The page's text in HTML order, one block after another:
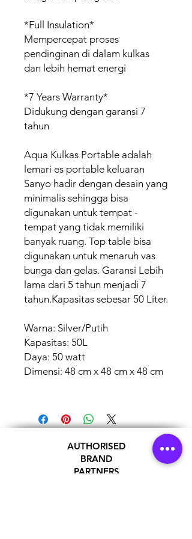
*Full Insulation*
Mempercepat proses
pendinginan di dalam kulkas
dan lebih hemat energi
*7 Years Warranty*
Didukung dengan garansi 7
tahun
Aqua Kulkas Portable adalah
lemari es portable keluaran
Sanyo hadir dengan desain yang
minimalis sehingga bisa
digunakan untuk tempat -
tempat yang tidak memiliki
banyak ruang. Top table bisa
digunakan untuk menaruh vas
bunga dan gelas. Garansi Lebih
lama dari 5 tahun menjadi 7
tahun.Kapasitas sebesar 50 Liter.
Warna: Silver/Putih
Kapasitas: 50L
Daya: 50 watt
Dimensi: 48 cm x 48 cm x 48 cm
AUTHORISED
BRAND
PARTNERS